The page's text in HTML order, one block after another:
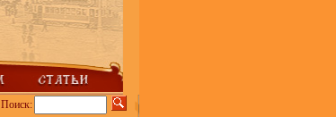
Поиск: